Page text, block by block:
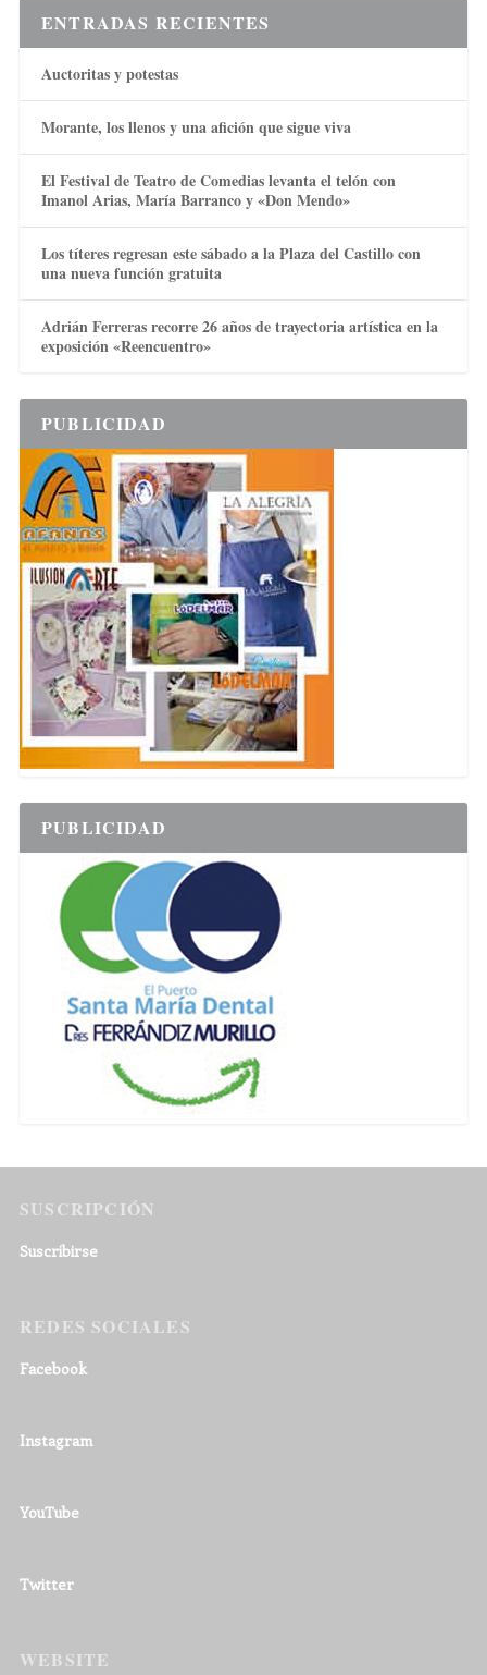
ENTRADAS RECIENTES
Auctoritas y potestas
Morante, los llenos y una afición que sigue viva
El Festival de Teatro de Comedias levanta el telón con
Imanol Arias, María Barranco y «Don Mendo»
Los títeres regresan este sábado a la Plaza del Castillo con
una nueva función gratuita
Adrián Ferreras recorre 26 años de trayectoria artística en la
exposición «Reencuentro»
PUBLICIDAD
PUBLICIDAD
SUSCRIPCIÓN
Suscribirse
REDES SOCIALES
Facebook
Instagram
YouTube
Twitter
WEBSITE